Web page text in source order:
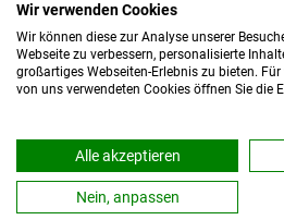
IMPRESSUM
Wir verwenden Cookies
Wir können diese zur Analyse unserer
Webseite zu verbessern, personalisierte
großartiges Webseiten-Erlebnis zu bieten.
von uns verwendeten Cookies öffnen Sie die
Alle akzeptieren
Nein, anpassen